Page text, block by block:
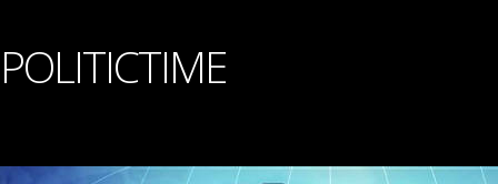
POLITICTIME